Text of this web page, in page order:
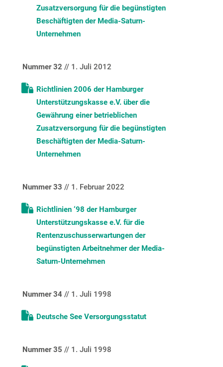
Zusatzversorgung für die begünstigten
Beschäftigten der Media-Saturn-
Unternehmen
Nummer 32 // 1. Juli 2012
Richtlinien 2006 der Hamburger
Unterstützungskasse e.V. über die
Gewährung einer betrieblichen
Zusatzversorgung für die begünstigten
Beschäftigten der Media-Saturn-
Unternehmen
Nummer 33 // 1. Februar 2022
Richtlinien ‘98 der Hamburger
Unterstützungskasse e.V. für die
Rentenzuschusserwartungen der
begünstigten Arbeitnehmer der Media-
Saturn-Unternehmen
Nummer 34// 1. Juli 1998
Deutsche See Versorgungsstatut
Nummer 35 // 1. Juli 1998